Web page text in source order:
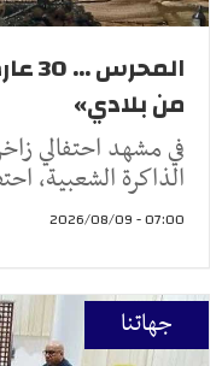
من بلادي»
في مشهد احتفالي
الذاكرة الشعبية،
07:00 - 2026/08/09
جهاتنا